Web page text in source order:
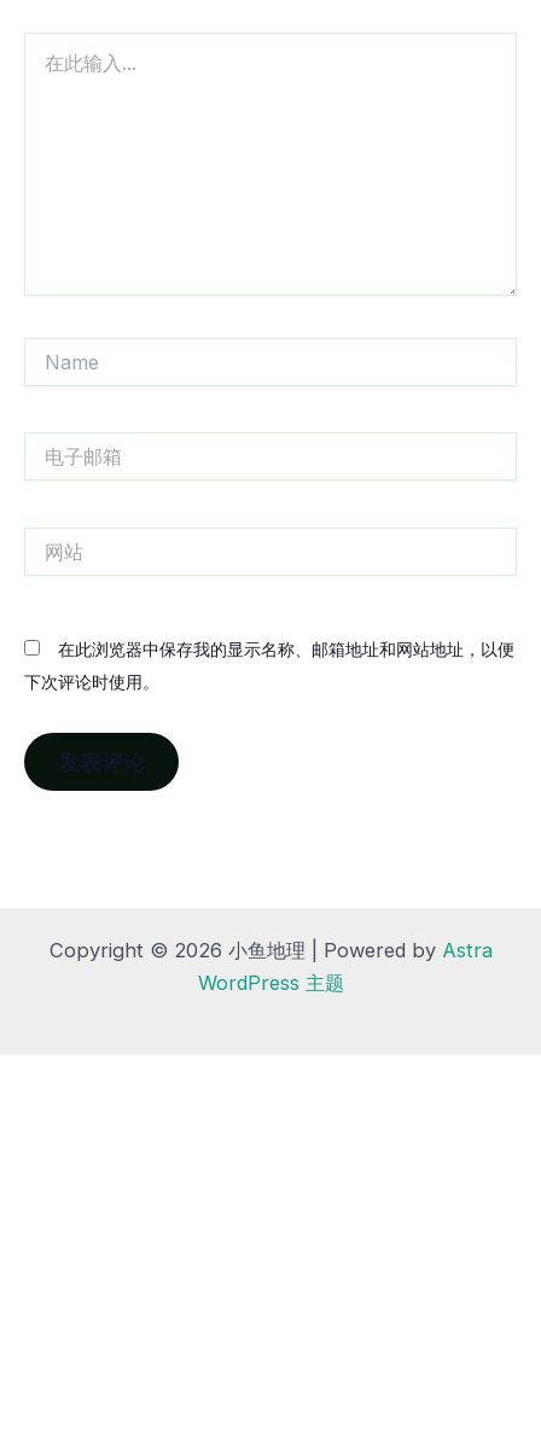
在此浏览器中保存我的显示名称、邮箱地址和网站地址，以便
下次评论时使用。
Copyright © 2026 小鱼地理 | Powered by Astra
WordPress 主题